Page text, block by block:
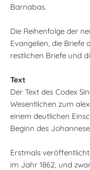
Barnabas.
Die Reihenfolge der
Evangelien, die Briefe
restlichen Briefe und
Text
Der Text des Codex
Wesentlichen zum
einem deutlichen
Beginn des
Erstmals
im Jahr 1862, und